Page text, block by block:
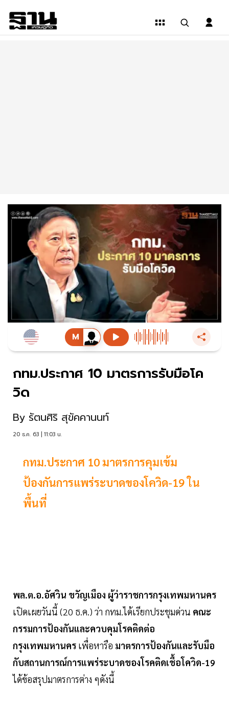
กทม.ประกาศ 10 มาตรการรับมือโค
วิด
By รัตนศิริ สุขัคคานนท์
20 ธ.ค. 63 | 11:03 น.
กทม.ประกาศ 10 มาตรการคุมเข้ม
ป้องกันการแพร่ระบาดของโควิด-19 ใน
พื้นที่
พล.ต.อ.อัศวิน ขวัญเมือง ผู้ว่าราชการกรุงเทพมหานคร
เปิดเผยวันนี้ (20 ธ.ค.) ว่า กทม.ได้เรียกประชุมด่วน คณะ
กรรมการป้องกันและควบคุมโรคติดต่อ
กรุงเทพมหานคร เพื่อหารือ มาตรการป้องกันและรับมือ
กับสถานการณ์การแพร่ระบาดของโรคติดเชื้อโควิด-19
ได้ข้อสรุปมาตรการต่าง ๆดังนี้